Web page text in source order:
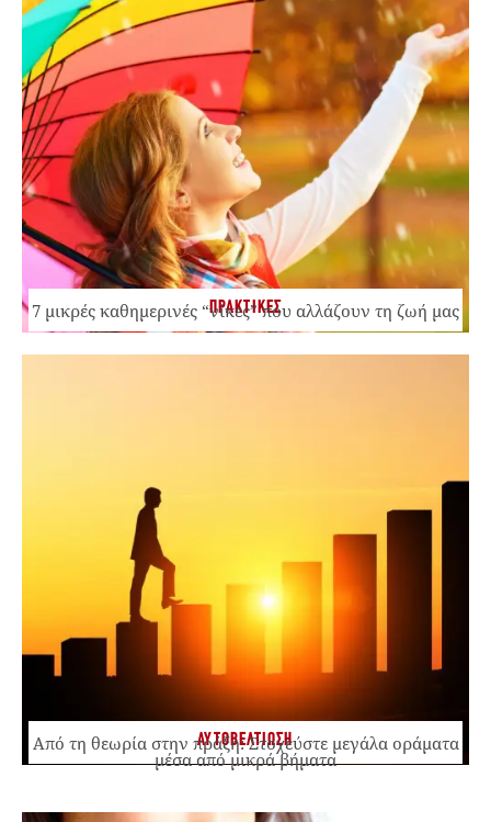
ΠΡΑΚΤΙΚΕΣ
7 μικρές καθημερινές “νίκες” που αλλάζουν τη ζωή μας
ΑΥΤΟΒΕΛΤΙΩΣΗ
Από τη θεωρία στην πράξη: Στοχεύστε μεγάλα οράματα
μέσα από μικρά βήματα